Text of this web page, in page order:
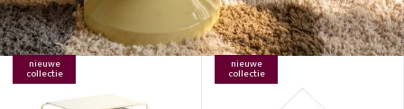
nieuwe
collectie
nieuwe
collectie